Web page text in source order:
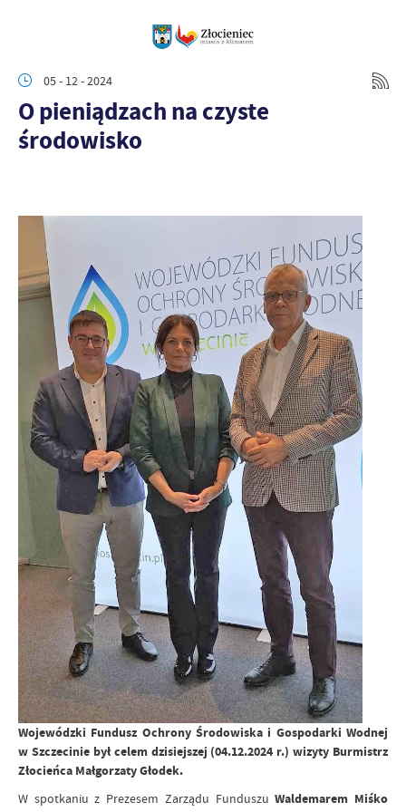
05 - 12 - 2024
O pieniądzach na czyste
środowisko
Wojewódzki Fundusz Ochrony Środowiska i Gospodarki Wodnej
w Szczecinie był celem dzisiejszej (04.12.2024 r.) wizyty Burmistrz
Złocieńca Małgorzaty Głodek.
W spotkaniu z Prezesem Zarządu FunduszuWaldemarem Miśko